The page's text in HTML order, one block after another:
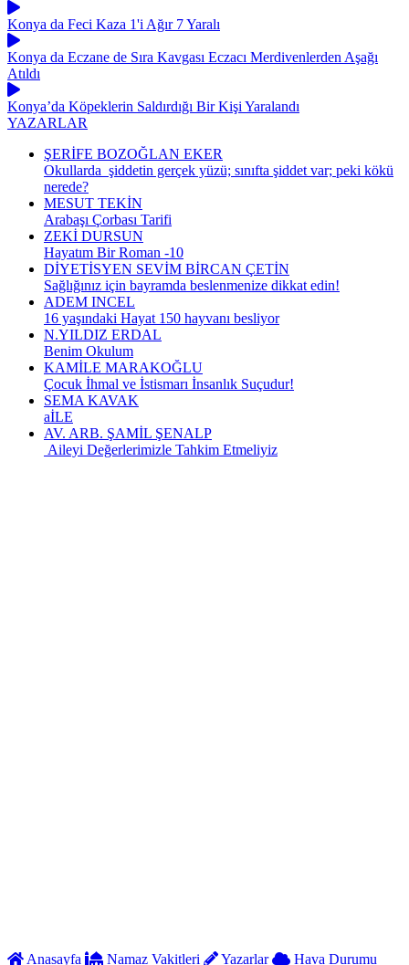
Konya da Feci Kaza 1'i Ağır 7 Yaralı
Konya da Eczane de Sıra Kavgası Eczacı Merdivenlerden Aşağı
Atıldı
Konya’da Köpeklerin Saldırdığı Bir Kişi Yaralandı
YAZARLAR
ŞERİFE BOZOĞLAN EKER
Okullarda şiddetin gerçek yüzü; sınıfta şiddet var; peki kökü
nerede?
MESUT TEKİN
Arabaşı Çorbası Tarifi
ZEKİ DURSUN
Hayatım Bir Roman -10
DİYETİSYEN SEVİM BİRCAN ÇETİN
Sağlığınız için bayramda beslenmenize dikkat edin!
ADEM INCEL
16 yaşındaki Hayat 150 hayvanı besliyor
N.YILDIZ ERDAL
Benim Okulum
KAMİLE MARAKOĞLU
Çocuk İhmal ve İstismarı İnsanlık Suçudur!
SEMA KAVAK
aİLE
AV. ARB. ŞAMİL ŞENALP
Aileyi Değerlerimizle Tahkim Etmeliyiz
Anasayfa Namaz Vakitleri Yazarlar Hava Durumu